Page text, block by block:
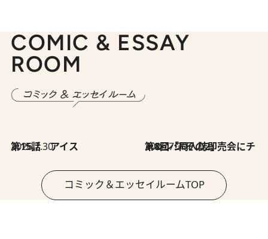
COMIC & ESSAY
ROOM
2026.7.30
第15話 アイス 2026.7.30
第8回「同人誌即売会にチャレンジ その2」
コミック＆エッセイルームTOP